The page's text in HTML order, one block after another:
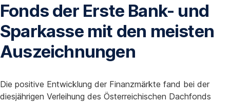
Fonds der Erste Bank- und
Sparkasse mit den meisten
Auszeichnungen
Die positive Entwicklung der Finanzmärkte fand bei der
diesjährigen Verleihung des Österreichischen Dachfonds